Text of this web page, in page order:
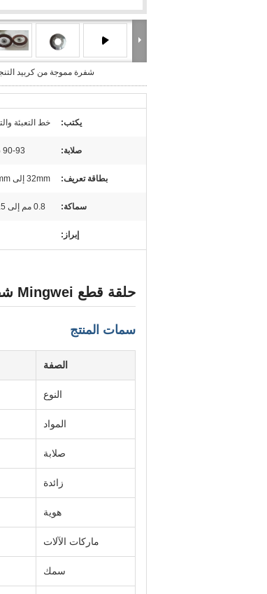
شفرة مموجة من كربيد
يكتب: خط التعبئة
صلابة: 90-93 ساعة
بطاقة تعريف: 32mm إلى 203mm
سماكة: 0.8 مم إلى 1.5 مم
إبراز:
حلقة قطع Mingwei شفرة موجّهة كربيد التونغستين
سمات المنتج
الصفة
النوع
المواد
صلابة
زائدة
هوية
ماركات الآلات
سمك